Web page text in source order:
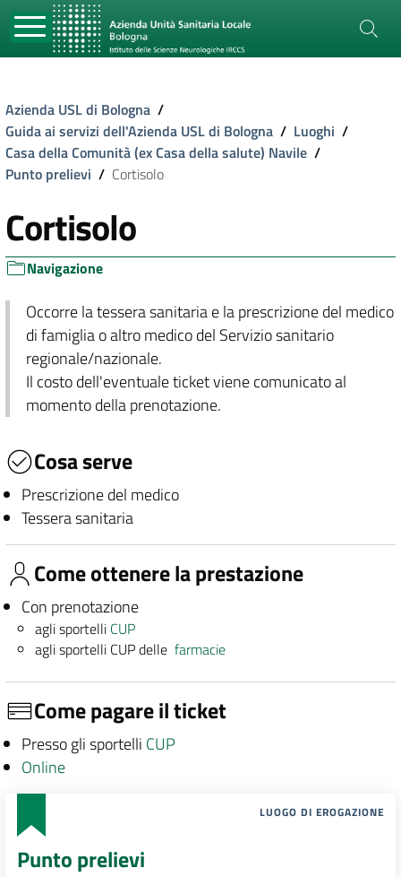
Azienda USL di Bologna /
Guida ai servizi dell'Azienda USL di Bologna / Luoghi /
Casa della Comunità (ex Casa della salute) Navile /
Punto prelievi / Cortisolo
Cortisolo
Navigazione
Occorre la tessera sanitaria e la prescrizione del medico
di famiglia o altro medico del Servizio sanitario
regionale/nazionale.
Il costo dell'eventuale ticket viene comunicato al
momento della prenotazione.
Cosa serve
Prescrizione del medico
Tessera sanitaria
Come ottenere la prestazione
Con prenotazione
agli sportelli CUP
agli sportelli CUP dellefarmacie
Come pagare il ticket
Presso gli sportelli CUP
Online
LUOGO DI EROGAZIONE
Punto prelievi